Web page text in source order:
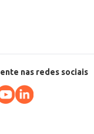
nas redes sociais